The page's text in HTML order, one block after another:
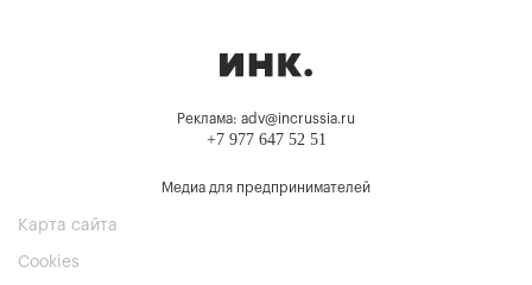
Реклама: adv@incrussia.ru
+7 977 647 52 51
Медиа для предпринимателей
Карта сайта
Cookies